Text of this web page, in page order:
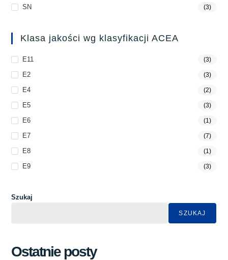
SN (3)
Klasa jakości wg klasyfikacji ACEA
E11 (3)
E2 (3)
E4 (2)
E5 (3)
E6 (1)
E7 (7)
E8 (1)
E9 (3)
Szukaj
SZUKAJ
Ostatnie posty